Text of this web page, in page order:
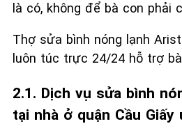
là có, không để bà con phải
Thợ sửa bình nóng lạnh
luôn túc trực 24/24 hỗ trợ
2.1. Dịch vụ sửa bình
tại nhà ở quận Cầu Giấy